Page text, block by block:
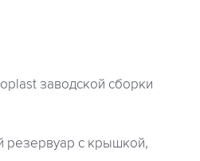
заводской сборки
резервуар с крышкой,